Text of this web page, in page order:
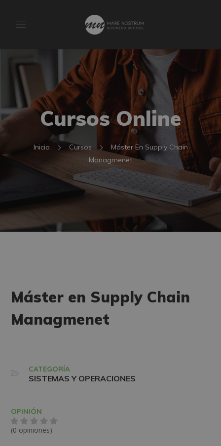
Cursos Online
Inicio Cursos
Máster En Supply Chain
Managmenet
Máster en Supply Chain
Managmenet
CATEGORÍA
SISTEMAS Y OPERACIONES
OPINIÓN
(0 opiniones)